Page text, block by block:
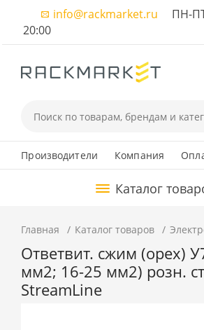
info@rackmarket.ru ПН-
20:00
Производители Компания
Каталог
Главная Каталог товаров
Ответвит. сжим (орех)
мм2; 16-25 мм2) розн.
StreamLine